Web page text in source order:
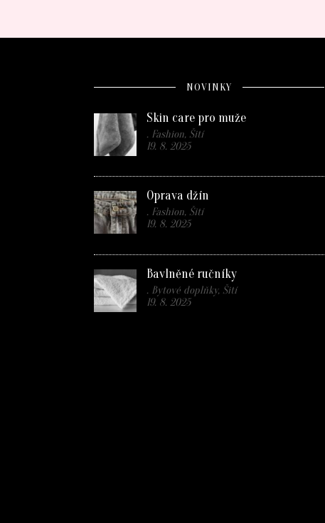
NOVINKY
Skin care pro muže
. Fashion, Šití
19. 8. 2025
Oprava džín
. Fashion, Šití
19. 8. 2025
Bavlněné ručníky
. Bytové doplňky, Šití
19. 8. 2025